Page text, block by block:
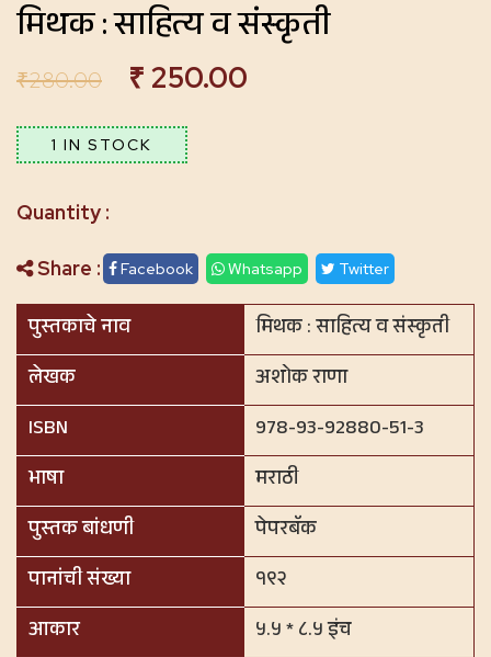
मिथक : साहित्य व संस्कृती
₹280.00 ₹ 250.00
1 IN STOCK
Share : Facebook Whatsapp Twitter
पुस्तकाचे नाव
मिथक : साहित्य व संस्कृती
लेखक
अशोक राणा
ISBN
978-93-92880-51-3
भाषा
मराठी
पुस्तक बांधणी
पेपरबॅक
पानांची संख्या
१९२
आकार
५.५ * ८.५ इंच